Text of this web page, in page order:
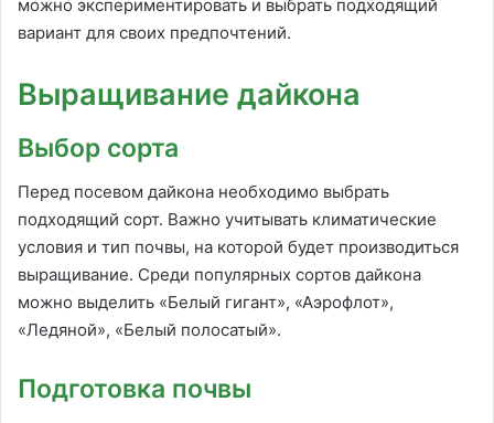
можно экспериментировать и выбрать подходящий
вариант для своих предпочтений.
Выращивание дайкона
Выбор сорта
Перед посевом дайкона необходимо выбрать
подходящий сорт. Важно учитывать климатические
условия и тип почвы, на которой будет производиться
выращивание. Среди популярных сортов дайкона
можно выделить «Белый гигант», «Аэрофлот»,
«Ледяной», «Белый полосатый».
Подготовка почвы